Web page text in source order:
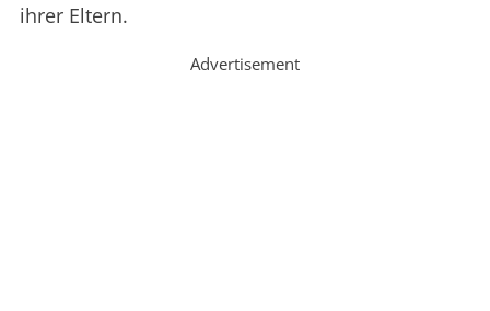
ihrer Eltern.
Advertisement